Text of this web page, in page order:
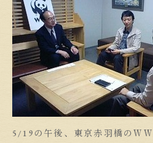
5/19の午後、東京赤羽橋のＷ